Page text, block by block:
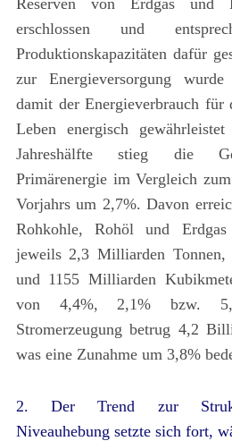
Reserven von Erdgas und
erschlossen und
Produktionskapazitäten dafür
zur Energieversorgung
damit der Energieverbrauch für
Leben energisch
Jahreshälfte stieg die
Primärenergie im Vergleich
Vorjahrs um 2,7%. Davon
Rohkohle, Rohöl und
jeweils 2,3 Milliarden
und 1155 Milliarden
von 4,4%, 2,1% bzw.
Stromerzeugung betrug 4,2
was eine Zunahme um 3,8%
2. Der Trend zur
Niveauhebung setzte sich fort,